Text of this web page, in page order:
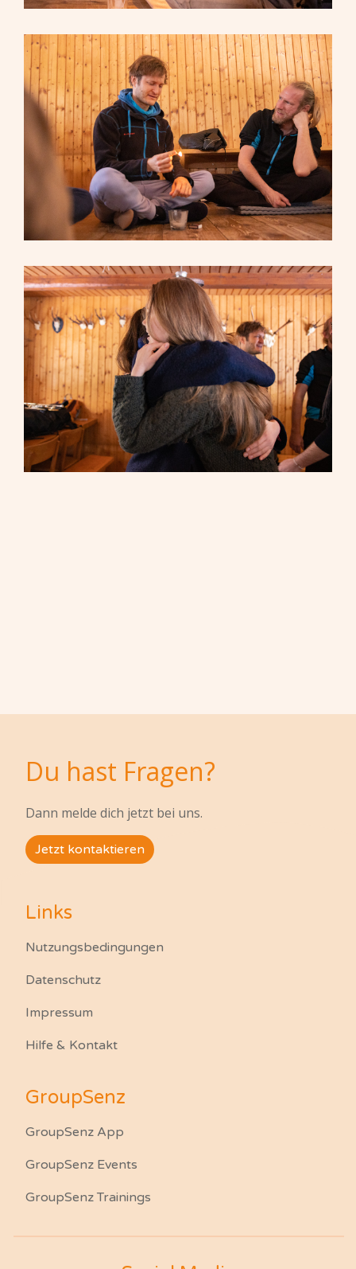
Du hast Fragen?
Dann melde dich jetzt bei uns.
Jetzt kontaktieren
Links
Nutzungsbedingungen
Datenschutz
Impressum
Hilfe & Kontakt
GroupSenz
GroupSenz App
GroupSenz Events
GroupSenz Trainings